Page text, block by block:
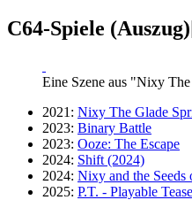
C64-Spiele (Auszug)
Eine Szene aus "Nixy
2021: Nixy The Glade
2023: Binary Battle
2023: Ooze: The Escape
2024: Shift (2024)
2024: Nixy and the Seeds
2025: P.T. - Playable